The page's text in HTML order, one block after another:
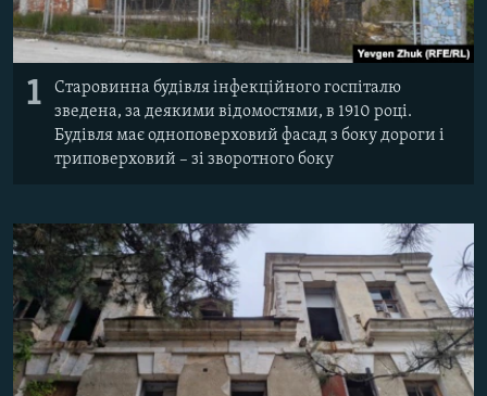
1
Старовинна будівля інфекційного госпіталю
зведена, за деякими відомостями, в 1910 році.
Будівля має одноповерховий фасад з боку дороги і
триповерховий – зі зворотного боку